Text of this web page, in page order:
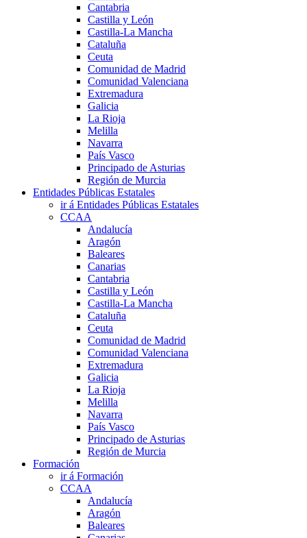
Cantabria
Castilla y León
Castilla-La Mancha
Cataluña
Ceuta
Comunidad de Madrid
Comunidad Valenciana
Extremadura
Galicia
La Rioja
Melilla
Navarra
País Vasco
Principado de Asturias
Región de Murcia
Entidades Públicas Estatales
ir á Entidades Públicas Estatales
CCAA
Andalucía
Aragón
Baleares
Canarias
Cantabria
Castilla y León
Castilla-La Mancha
Cataluña
Ceuta
Comunidad de Madrid
Comunidad Valenciana
Extremadura
Galicia
La Rioja
Melilla
Navarra
País Vasco
Principado de Asturias
Región de Murcia
Formación
ir á Formación
CCAA
Andalucía
Aragón
Baleares